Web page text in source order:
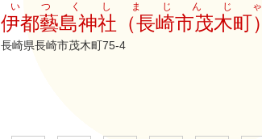
伊都藝島神社（長崎市茂木町）
いつくしまじんじゃ
長崎県長崎市茂木町75-4